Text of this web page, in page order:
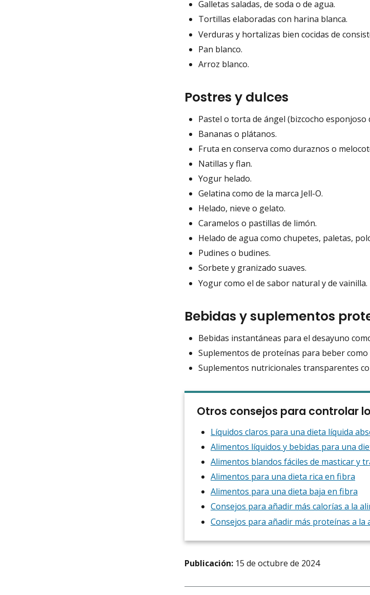
Galletas saladas, de soda o de agua.
Tortillas elaboradas con harina blanca.
Verduras y hortalizas bien cocidas de
Pan blanco.
Arroz blanco.
Postres y dulces
Pastel o torta de ángel (bizcocho esponjoso
Bananas o plátanos.
Fruta en conserva como duraznos o
Natillas y flan.
Yogur helado.
Gelatina como de la marca Jell-O.
Helado, nieve o gelato.
Caramelos o pastillas de limón.
Helado de agua como chupetes, paletas,
Pudines o budines.
Sorbete y granizado suaves.
Yogur como el de sabor natural y de vainilla.
Bebidas y suplementos
Bebidas instantáneas para el desayuno
Suplementos de proteínas para beber como
Suplementos nutricionales transparentes
Otros consejos para controlar
Líquidos claros para una dieta líquida
Alimentos líquidos y bebidas para una
Alimentos blandos fáciles de masticar y
Alimentos para una dieta rica en fibra
Alimentos para una dieta baja en fibra
Consejos para añadir más calorías a la
Consejos para añadir más proteínas a la
Publicación: 15 de octubre de 2024